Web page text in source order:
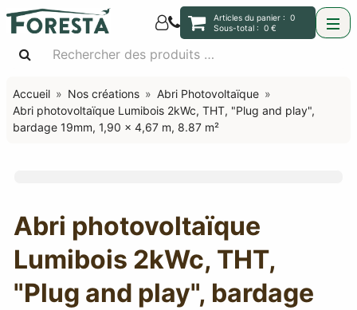
Articles du panier :0
Sous-total :0 €
Accueil Nos créations
Abri Photovoltaïque
Abri photovoltaïque Lumibois 2kWc, THT, "Plug and play",
bardage 19mm, 1,90 x 4,67 m, 8.87 m²
Abri photovoltaïque
Lumibois 2kWc, THT,
"Plug and play", bardage